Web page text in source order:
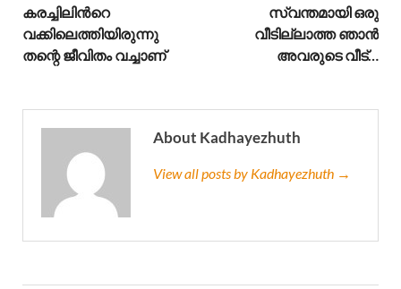
കരച്ചിലിന്‍റെ
വക്കിലെത്തിയിരുന്നു
തന്റെ ജീവിതം വച്ചാണ്
സ്വന്തമായി ഒരു
വീടില്ലാത്ത ഞാൻ
അവരുടെ വീട്…
About Kadhayezhuth
View all posts by Kadhayezhuth →